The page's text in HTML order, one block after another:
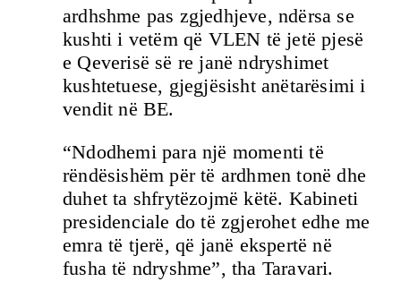
ardhshme pas zgjedhjeve, ndërsa se
kushti i vetëm që VLEN të jetë pjesë
e Qeverisë së re janë ndryshimet
kushtetuese, gjegjësisht anëtarësimi i
vendit në BE.
“Ndodhemi para një momenti të
rëndësishëm për të ardhmen tonë dhe
duhet ta shfrytëzojmë këtë. Kabineti
presidenciale do të zgjerohet edhe me
emra të tjerë, që janë ekspertë në
fusha të ndryshme”, tha Taravari.